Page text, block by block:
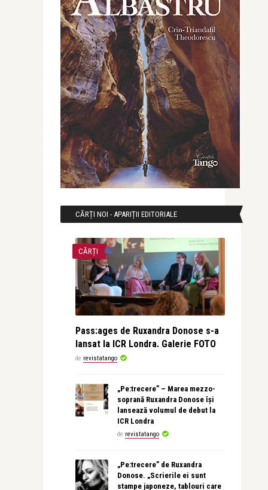
CĂRȚI NOI - APARIȚII EDITORIALE
CĂRȚI
Pass:ages de Ruxandra Donose s-a
lansat la ICR Londra. Galerie FOTO
de revistatango
„Pe:trecere” – Marea mezzo-
soprană Ruxandra Donose își
lansează volumul de debut la
ICR Londra
de revistatango
„Pe:trecere” de Ruxandra
Donose. „Scrierile ei sunt
stampe japoneze, tablouri care